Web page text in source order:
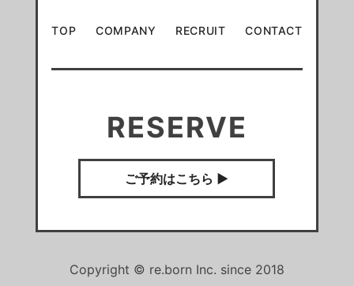
TOP COMPANY RECRUIT CONTACT
RESERVE
ご予約はこちら ▶︎
Copyright © re.born Inc. since 2018